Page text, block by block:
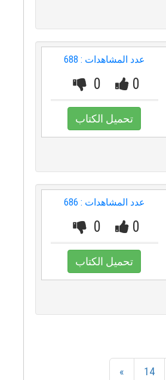
عدد المشاهدات : 688
0
0
تحميل الكتاب
عدد المشاهدات : 686
0
0
تحميل الكتاب
14
»